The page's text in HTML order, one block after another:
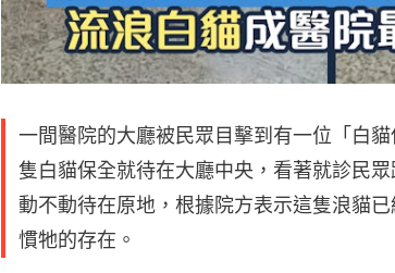
一間醫院的大廳被民眾目擊到有一位「白
隻白貓保全就待在大廳中央，看著就診民
動不動待在原地，根據院方表示這隻浪貓
慣牠的存在。